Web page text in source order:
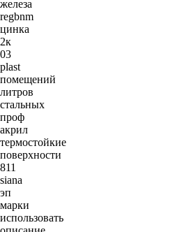
железа
regbnm
цинка
2к
03
plast
помещений
литров
стальных
проф
акрил
термостойкие
поверхности
811
siana
эп
марки
использовать